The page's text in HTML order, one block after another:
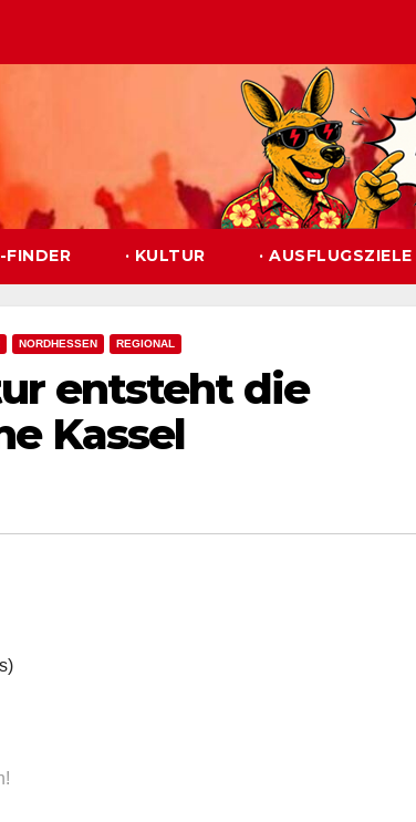
FINDER · KULTUR · AUSFLUGSZIELE
NORDHESSEN REGIONAL
entsteht die
Kassel